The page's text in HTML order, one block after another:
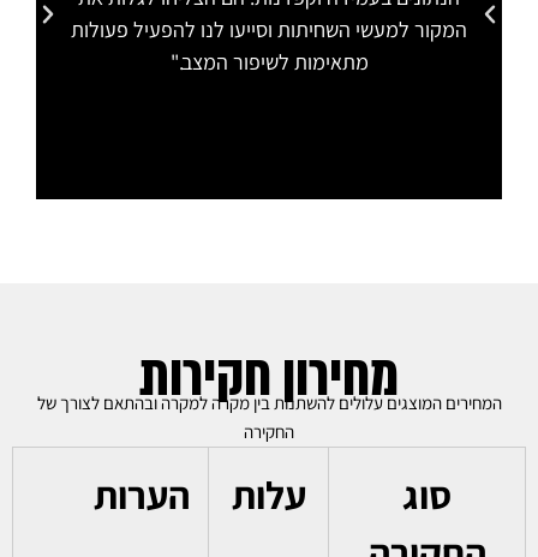
המקור למעשי השחיתות וסייעו לנו להפעיל פעולות
מתאימות לשיפור המצב."
מחירון חקירות
המחירים המוצגים עלולים להשתנות בין מקרה למקרה ובהתאם לצורך של
החקירה
סוג
עלות הערות